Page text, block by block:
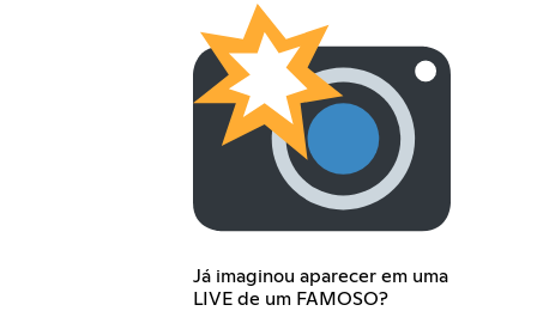
Já imaginou aparecer em uma
LIVE de um FAMOSO?